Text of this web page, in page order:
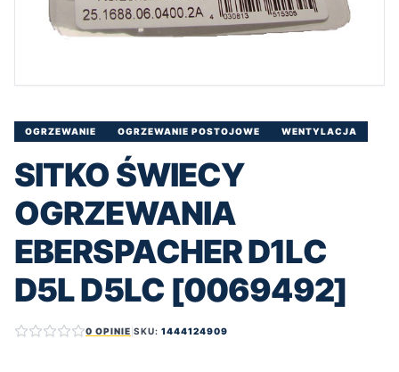
OGRZEWANIE OGRZEWANIE POSTOJOWE WENTYLACJA
SITKO ŚWIECY
OGRZEWANIA
EBERSPACHER D1LC
D5L D5LC [0069492]
0 OPINIE SKU: 1444124909